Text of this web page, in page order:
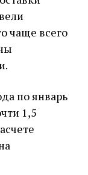
чаще всего
по январь
1,5